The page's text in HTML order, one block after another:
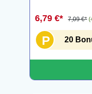
6,79 €* 7,09 €*
P 20